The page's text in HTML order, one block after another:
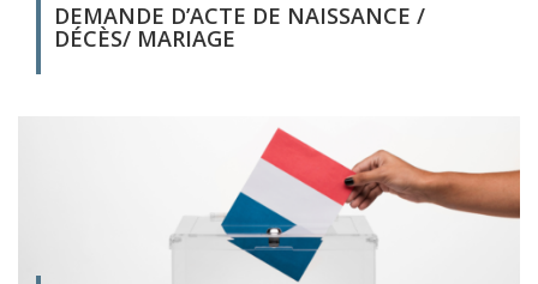
DEMANDE D’ACTE DE NAISSANCE /
DÉCÈS/ MARIAGE